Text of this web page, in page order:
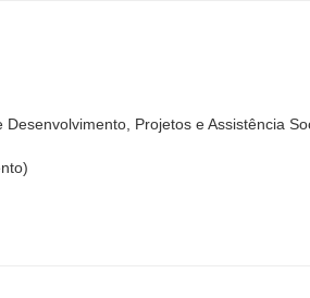
Projetos e Assistência